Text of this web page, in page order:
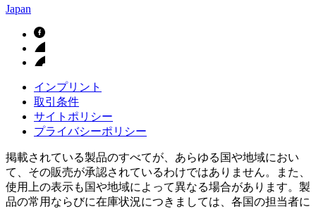
Japan
インプリント
取引条件
サイトポリシー
プライバシーポリシー
掲載されている製品のすべてが、あらゆる国や地域におい
て、その販売が承認されているわけではありません。また、
使用上の表示も国や地域によって異なる場合があります。製
品の常用ならびに在庫状況につきましては、各国の担当者に